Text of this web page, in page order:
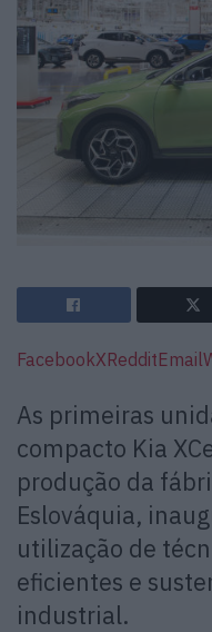
FacebookXRedditEmail
As primeiras
compacto Kia
produção da
Eslováquia,
utilização de
eficientes e
industrial.